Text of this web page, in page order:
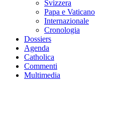
Svizzera
Papa e Vaticano
Internazionale
Cronologia
Dossiers
Agenda
Catholica
Commenti
Multimedia